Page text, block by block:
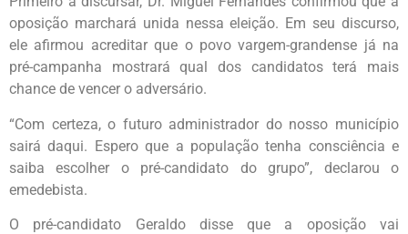
oposição marchará unida nessa eleição. Em seu discurso,
ele afirmou acreditar que o povo vargem-grandense já na
pré-campanha mostrará qual dos candidatos terá mais
chance de vencer o adversário.
“Com certeza, o futuro administrador do nosso município
sairá daqui. Espero que a população tenha consciência e
saiba escolher o pré-candidato do grupo”, declarou o
emedebista.
O pré-candidato Geraldo disse que a oposição vai